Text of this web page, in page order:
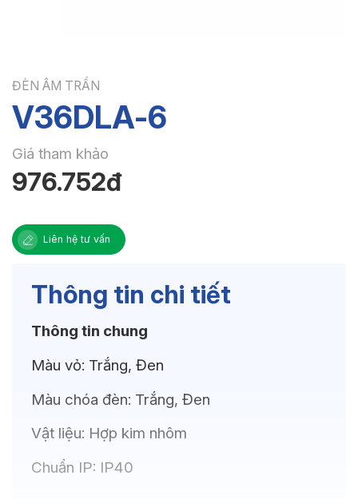
ĐÈN ÂM TRẦN
V36DLA-6
Giá tham khảo
976.752đ
Liên hệ tư vấn
Thông tin chi tiết
Thông tin chung
Màu vỏ: Trắng, Đen
Màu chóa đèn: Trắng, Đen
Vật liệu: Hợp kim nhôm
Chuẩn IP: IP40